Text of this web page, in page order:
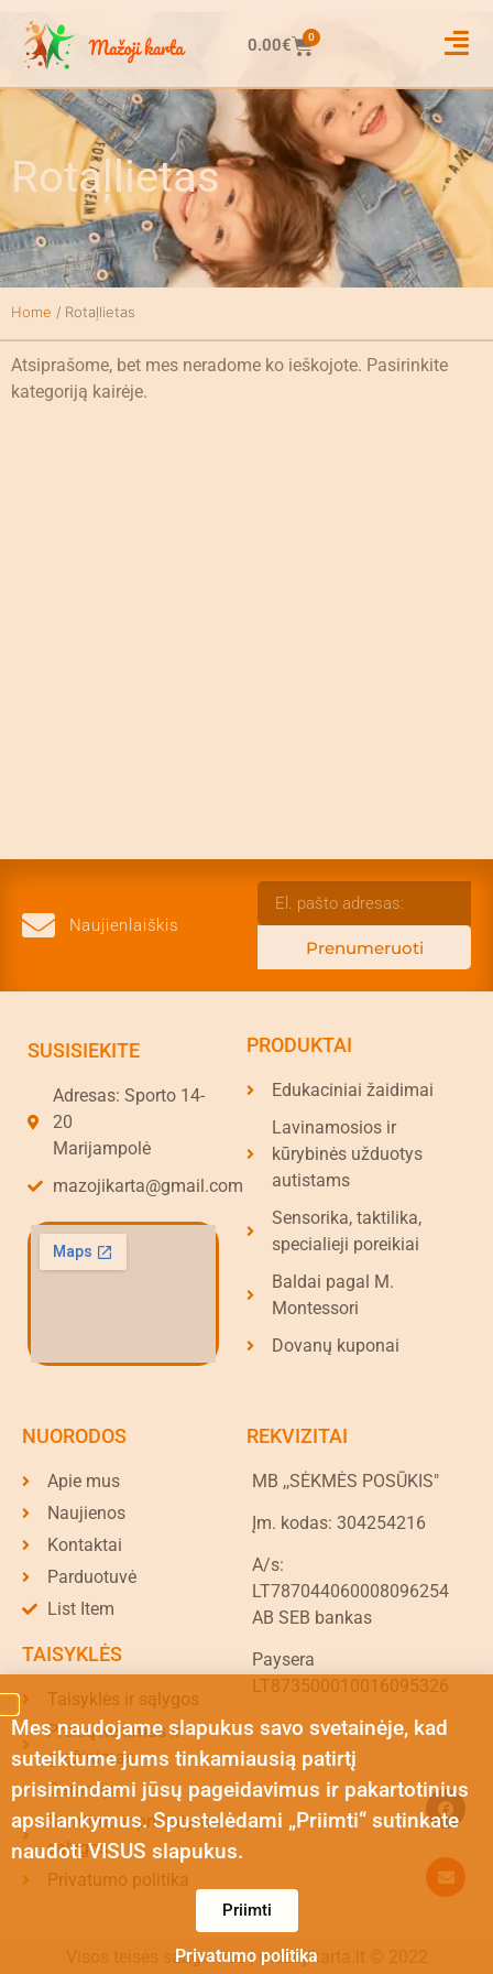
0.00€ 0
Rotaļlietas
Home / Rotaļlietas
Atsiprašome, bet mes neradome ko ieškojote. Pasirinkite
kategoriją kairėje.
Naujienlaiškis
Prenumeruoti
SUSISIEKITE
Adresas: Sporto 14-
20
Marijampolė
mazojikarta@gmail.com
PRODUKTAI
Edukaciniai žaidimai
Lavinamosios ir
kūrybinės užduotys
autistams
Sensorika, taktilika,
specialieji poreikiai
Baldai pagal M.
Montessori
Dovanų kuponai
NUORODOS
Apie mus
Naujienos
Kontaktai
Parduotuvė
List Item
TAISYKLĖS
Taisyklės ir sąlygos
Prekių keitimas ir
grąžinimas
Garantija
Siuntimo ir pristatymo
sąlygos
Privatumo politika
REKVIZITAI
MB ,,SĖKMĖS POSŪKIS"
Įm. kodas: 304254216
A/s:
LT787044060008096254
AB SEB bankas
Paysera
LT873500010016095326
Visos teisės saugomos | mazojikarta.lt © 2022
Mes naudojame slapukus savo svetainėje, kad
suteiktume jums tinkamiausią patirtį
prisimindami jūsų pageidavimus ir pakartotinius
apsilankymus. Spustelėdami „Priimti“ sutinkate
naudoti VISUS slapukus.
Priimti
Privatumo politika